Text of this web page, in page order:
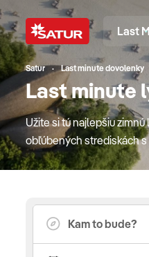
Last
Satur Last minute dovolenky
Last minute
Užite si tú najlepšiu
obľúbených strediskách s
ponuke obľúbených